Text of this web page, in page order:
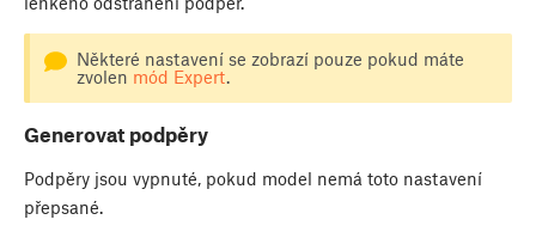
Některé nastavení se zobrazí pouze pokud máte
zvolen mód Expert.
Generovat podpěry
Podpěry jsou vypnuté, pokud model nemá toto nastavení
přepsané.